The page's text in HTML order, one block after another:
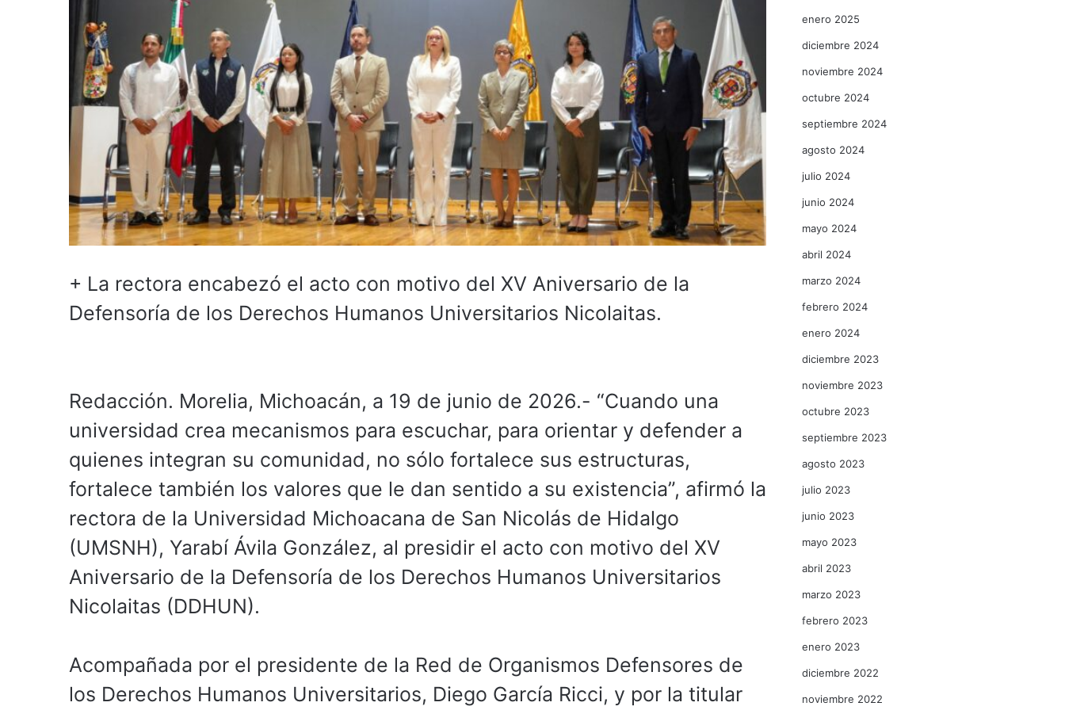
+ La rectora encabezó el acto con motivo del XV Aniversario de la
Defensoría de los Derechos Humanos Universitarios Nicolaitas.
Redacción. Morelia, Michoacán, a 19 de junio de 2026.- “Cuando una
universidad crea mecanismos para escuchar, para orientar y defender a
quienes integran su comunidad, no sólo fortalece sus estructuras,
fortalece también los valores que le dan sentido a su existencia”, afirmó la
rectora de la Universidad Michoacana de San Nicolás de Hidalgo
(UMSNH), Yarabí Ávila González, al presidir el acto con motivo del XV
Aniversario de la Defensoría de los Derechos Humanos Universitarios
Nicolaitas (DDHUN).
Acompañada por el presidente de la Red de Organismos Defensores de
los Derechos Humanos Universitarios, Diego García Ricci, y por la titular
enero 2025
diciembre 2024
noviembre 2024
octubre 2024
septiembre 2024
agosto 2024
julio 2024
junio 2024
mayo 2024
abril 2024
marzo 2024
febrero 2024
enero 2024
diciembre 2023
noviembre 2023
octubre 2023
septiembre 2023
agosto 2023
julio 2023
junio 2023
mayo 2023
abril 2023
marzo 2023
febrero 2023
enero 2023
diciembre 2022
noviembre 2022